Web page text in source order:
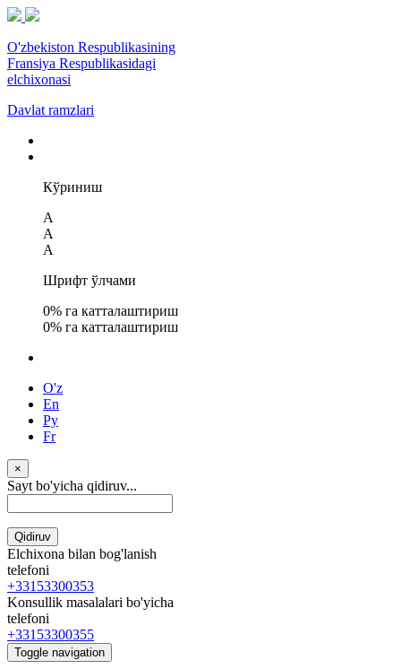
O'zbekiston Respublikasining
Fransiya Respublikasidagi
elchixonasi
Davlat ramzlari
Кўриниш
A
A
A
Шрифт ўлчами
0% га катталаштириш
0% га катталаштириш
O'z
En
Ру
Fr
×
Sayt bo'yicha qidiruv...
Qidiruv
Elchixona bilan bog'lanish
telefoni
+33153300353
Konsullik masalalari bo'yicha
telefoni
+33153300355
Toggle navigation